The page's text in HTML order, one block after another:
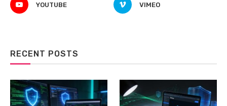
YOUTUBE VIMEO
RECENT POSTS